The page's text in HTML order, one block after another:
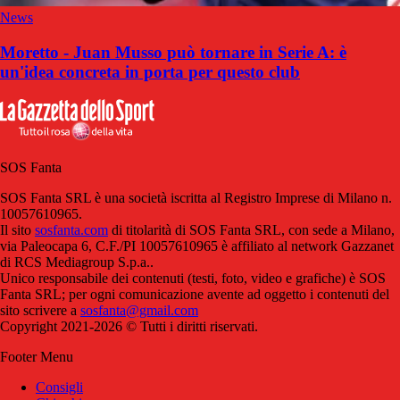
News
Moretto - Juan Musso può tornare in Serie A: è
un'idea concreta in porta per questo club
SOS Fanta
SOS Fanta SRL è una società iscritta al Registro Imprese di Milano n.
10057610965.
Il sito sosfanta.com di titolarità di SOS Fanta SRL, con sede a Milano,
via Paleocapa 6, C.F./PI 10057610965 è affiliato al network Gazzanet
di RCS Mediagroup S.p.a..
Unico responsabile dei contenuti (testi, foto, video e grafiche) è SOS
Fanta SRL; per ogni comunicazione avente ad oggetto i contenuti del
sito scrivere a sosfanta@gmail.com
Copyright 2021-2026 © Tutti i diritti riservati.
Footer Menu
Consigli